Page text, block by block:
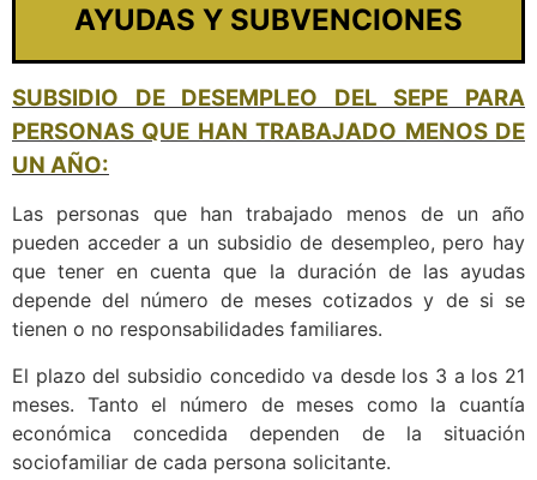
AYUDAS Y SUBVENCIONES
SUBSIDIO DE DESEMPLEO DEL SEPE PARA
PERSONAS QUE HAN TRABAJADO MENOS DE
UN AÑO:
Las personas que han trabajado menos de un año
pueden acceder a un subsidio de desempleo, pero hay
que tener en cuenta que la duración de las ayudas
depende del número de meses cotizados y de si se
tienen o no responsabilidades familiares.
El plazo del subsidio concedido va desde los 3 a los 21
meses. Tanto el número de meses como la cuantía
económica concedida dependen de la situación
sociofamiliar de cada persona solicitante.